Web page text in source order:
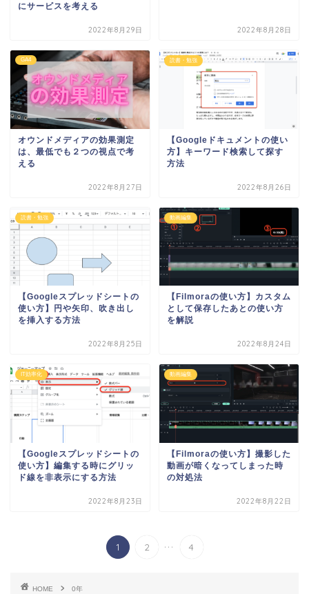
にサービスを考える
2022年8月29日 2022年8月28日
GA4
オウンドメディアの効果測定
は、最低でも２つの視点で考
える
2022年8月27日
読書・勉強
【Googleドキュメントの使い
方】キーワード検索して探す
方法
2022年8月26日
読書・勉強
【Googleスプレッドシートの
使い方】円や矢印、吹き出し
を挿入する方法
2022年8月25日
動画編集
【Filmoraの使い方】カスタム
として保存したあとの使い方
を解説
2022年8月24日
IT効率化
【Googleスプレッドシートの
使い方】編集する時にグリッ
ド線を非表示にする方法
2022年8月23日
動画編集
【Filmoraの使い方】撮影した
動画が暗くなってしまった時
の対処法
2022年8月22日
1 2 ... 4
HOME 0年